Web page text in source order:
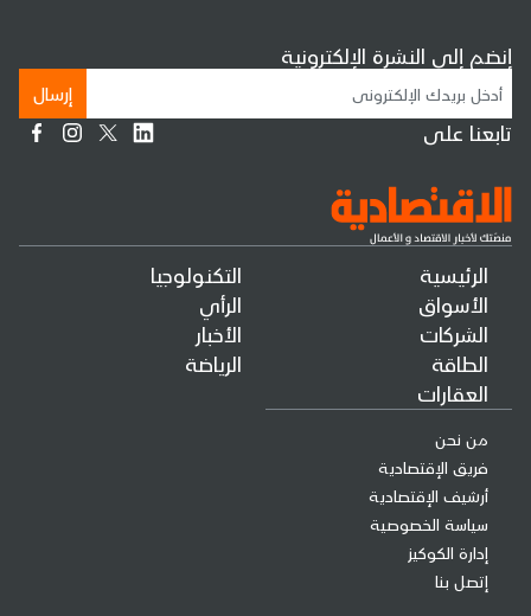
الرئيسية
الأسواق
الشركات
الطاقة
العقارات
التكنولوجيا
الرأي
الأخبار
الرياضة
من نحن
فريق الإقتصادية
أرشيف الإقتصادية
سياسة الخصوصية
إدارة الكوكيز
إتصل بنا
إنضم إلى النشرة الإلكترونية
إرسال
تابعنا على